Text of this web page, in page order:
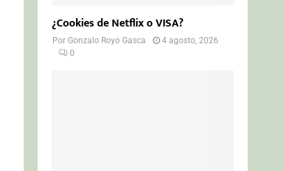
¿Cookies de Netflix o VISA?
PorGonzalo Royo Gasca
4 agosto, 2026
0